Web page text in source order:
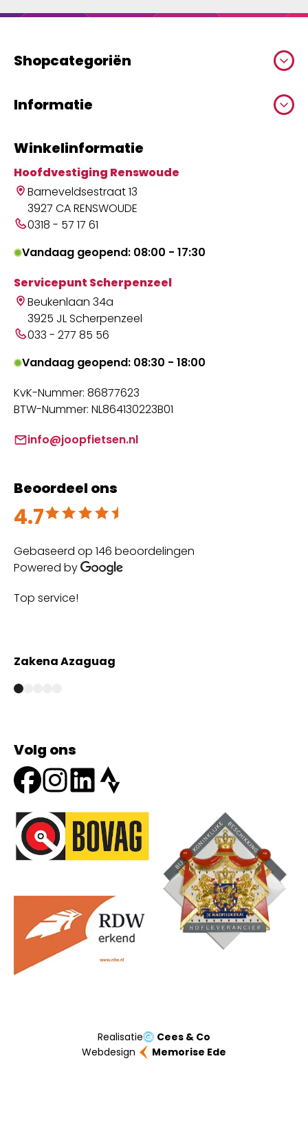
Shopcategoriën
Informatie
Winkelinformatie
Hoofdvestiging Renswoude
Barneveldsestraat 13
3927 CA RENSWOUDE
0318 - 57 17 61
Vandaag geopend: 08:00 - 17:30
Servicepunt Scherpenzeel
Beukenlaan 34a
3925 JL Scherpenzeel
033 - 277 85 56
Vandaag geopend: 08:30 - 18:00
KvK-Nummer: 86877623
BTW-Nummer: NL864130223B01
info@joopfietsen.nl
Beoordeel ons
4.7
Beoordeeld met 4.7 uit 5
Gebaseerd op 146 beoordelingen
Powered by
Top service!
Zakena Azaguag
Volg ons
Onze partners
Realisatie
Cees & Co
Webdesign
Memorise Ede